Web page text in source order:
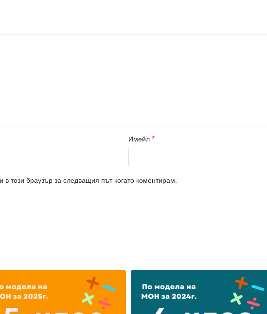
Имейл *
този браузър за следващия път когато коментирам.